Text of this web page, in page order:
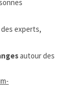
experts,
autour des